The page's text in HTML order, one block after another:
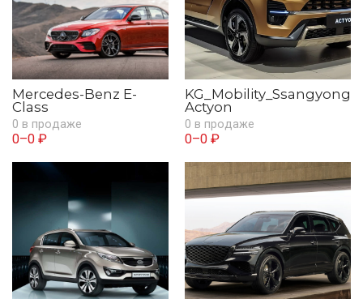
Mercedes-Benz E-
Class
0 в продаже
0–0 ₽
KG_Mobility_Ssangyong
Actyon
0 в продаже
0–0 ₽